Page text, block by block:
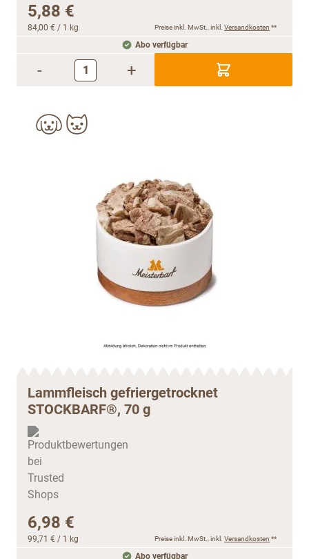
5,88 €
84,00 € / 1 kg Preise inkl. MwSt., inkl. Versandkosten **
Abo verfügbar
- +
Lammfleisch gefriergetrocknet
STOCKBARF®, 70 g
6,98 €
99,71 € / 1 kg Preise inkl. MwSt., inkl. Versandkosten **
Abo verfügbar